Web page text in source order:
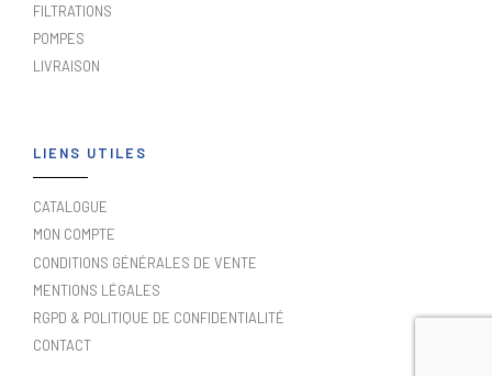
FILTRATIONS
POMPES
LIVRAISON
LIENS UTILES
CATALOGUE
MON COMPTE
CONDITIONS GÉNÉRALES DE VENTE
MENTIONS LÉGALES
RGPD & POLITIQUE DE CONFIDENTIALITÉ
CONTACT